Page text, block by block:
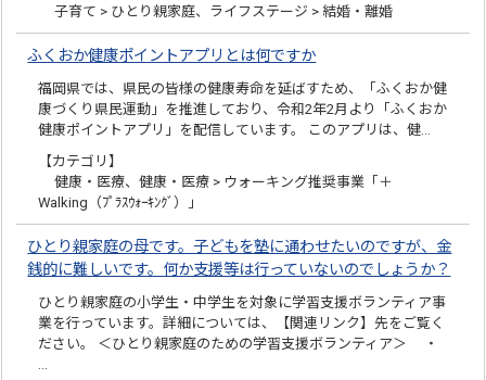
子育て > ひとり親家庭、ライフステージ > 結婚・離婚
ふくおか健康ポイントアプリとは何ですか
福岡県では、県民の皆様の健康寿命を延ばすため、「ふくおか健
康づくり県民運動」を推進しており、令和2年2月より「ふくおか
健康ポイントアプリ」を配信しています。 このアプリは、健…
【カテゴリ】
健康・医療、健康・医療 > ウォーキング推奨事業「＋
Walking（ﾌﾟﾗｽｳｫｰｷﾝｸﾞ）」
ひとり親家庭の母です。子どもを塾に通わせたいのですが、金
銭的に難しいです。何か支援等は行っていないのでしょうか？
ひとり親家庭の小学生・中学生を対象に学習支援ボランティア事
業を行っています。詳細については、【関連リンク】先をご覧く
ださい。 ＜ひとり親家庭のための学習支援ボランティア＞ ・
…